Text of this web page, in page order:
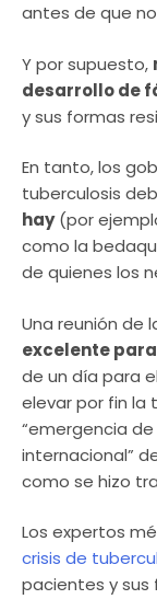
antes de que
Y por supuesto,
desarrollo de
y sus formas
En tanto, los
tuberculosis
hay(por
como la
de quienes los
Una reunión de
excelente
de un día para
elevar por fin la
“emergencia
internacional”
como se hizo
Los expertos
crisis de
pacientes y sus